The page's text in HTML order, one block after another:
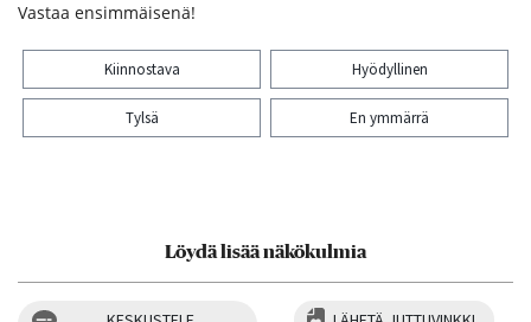
Vastaa ensimmäisenä!
Kiinnostava Hyödyllinen
Tylsä En ymmärrä
Löydä lisää näkökulmia